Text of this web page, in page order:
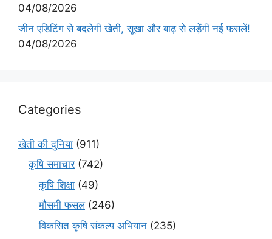
04/08/2026
जीन एडिटिंग से बदलेगी खेती, सूखा और बाढ़ से लड़ेंगी नई फसलें!
04/08/2026
Categories
खेती की दुनिया (911)
कृषि समाचार(742)
कृषि शिक्षा (49)
मौसमी फसल(246)
विकसित कृषि संकल्प अभियान (235)